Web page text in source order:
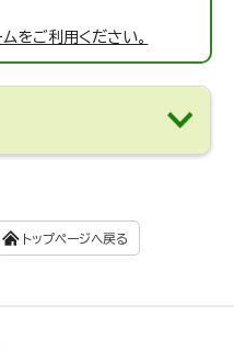
をご利用ください。
トップページへ戻る